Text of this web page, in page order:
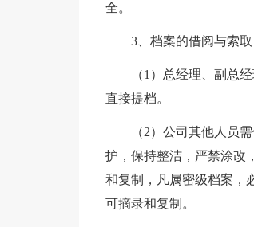
全。
3、档案的借阅与索取
（1）总经理、副总
直接提档。
（2）公司其他人员
护，保持整洁，严禁涂改
和复制，凡属密级档案，
可摘录和复制。